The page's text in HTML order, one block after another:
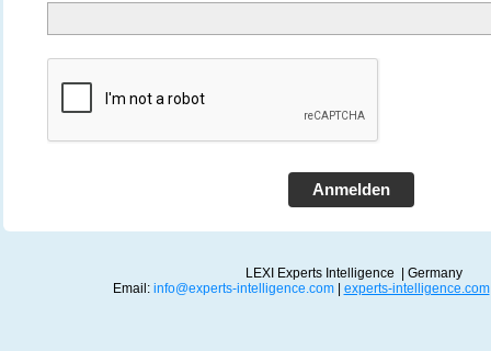
Anmelden
LEXI Experts Intelligence | Germany
Email: info@experts-intelligence.com| experts-intelligence.com